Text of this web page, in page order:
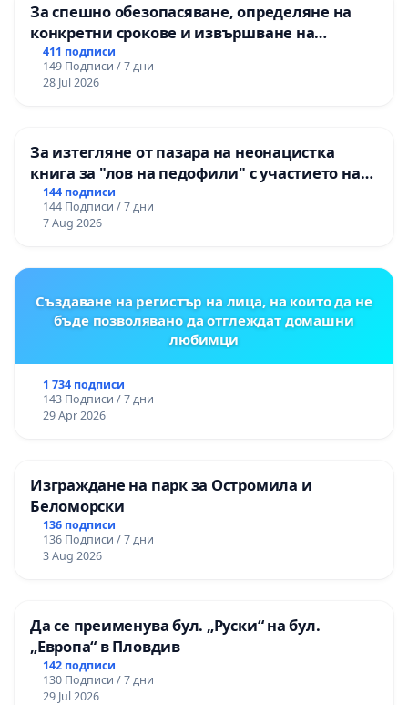
За спешно обезопасяване, определяне на
конкретни срокове и извършване на
цялостна рехабилитация на
републиканския път между пътен възел АМ
„Тракия“ - гр. Ихтиман - с. Мирово - к.к.
411 подписи
149 Подписи / 7 дни
28 Jul 2026
За изтегляне от пазара на неонацистка
книга за "лов на педофили" с участието на
деца
144 подписи
144 Подписи / 7 дни
7 Aug 2026
Създаване на регистър на лица, на които да не
бъде позволявано да отглеждат домашни
любимци
1 734 подписи
143 Подписи / 7 дни
29 Apr 2026
Изграждане на парк за Остромила и
Беломорски
136 подписи
136 Подписи / 7 дни
3 Aug 2026
Да се преименува бул. „Руски“ на бул.
„Европа“ в Пловдив
142 подписи
130 Подписи / 7 дни
29 Jul 2026